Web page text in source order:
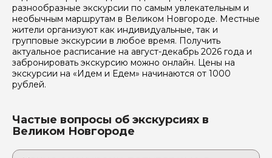
разнообразные экскурсии по самым увлекательным и
необычным маршрутам в Великом Новгороде. Местные
жители организуют как индивидуальные, так и
групповые экскурсии в любое время. Получить
актуальное расписание на август-декабрь 2026 года и
забронировать экскурсию можно онлайн. Цены на
экскурсии на «Идем и Едем» начинаются от 1000
рублей.
Частые вопросы об экскурсиях в
Великом Новгороде